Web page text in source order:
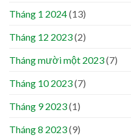
Tháng 1 2024(13)
Tháng 12 2023(2)
Tháng mười một 2023(7)
Tháng 10 2023(7)
Tháng 9 2023(1)
Tháng 8 2023(9)